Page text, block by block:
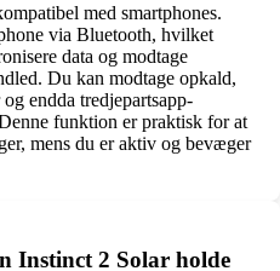
med smartphones.
via Bluetooth, hvilket
data og modtage
Du kan modtage opkald,
endda tredjepartsapp-
funktion er praktisk for at
mens du er aktiv og bevæger
Instinct 2 Solar holde